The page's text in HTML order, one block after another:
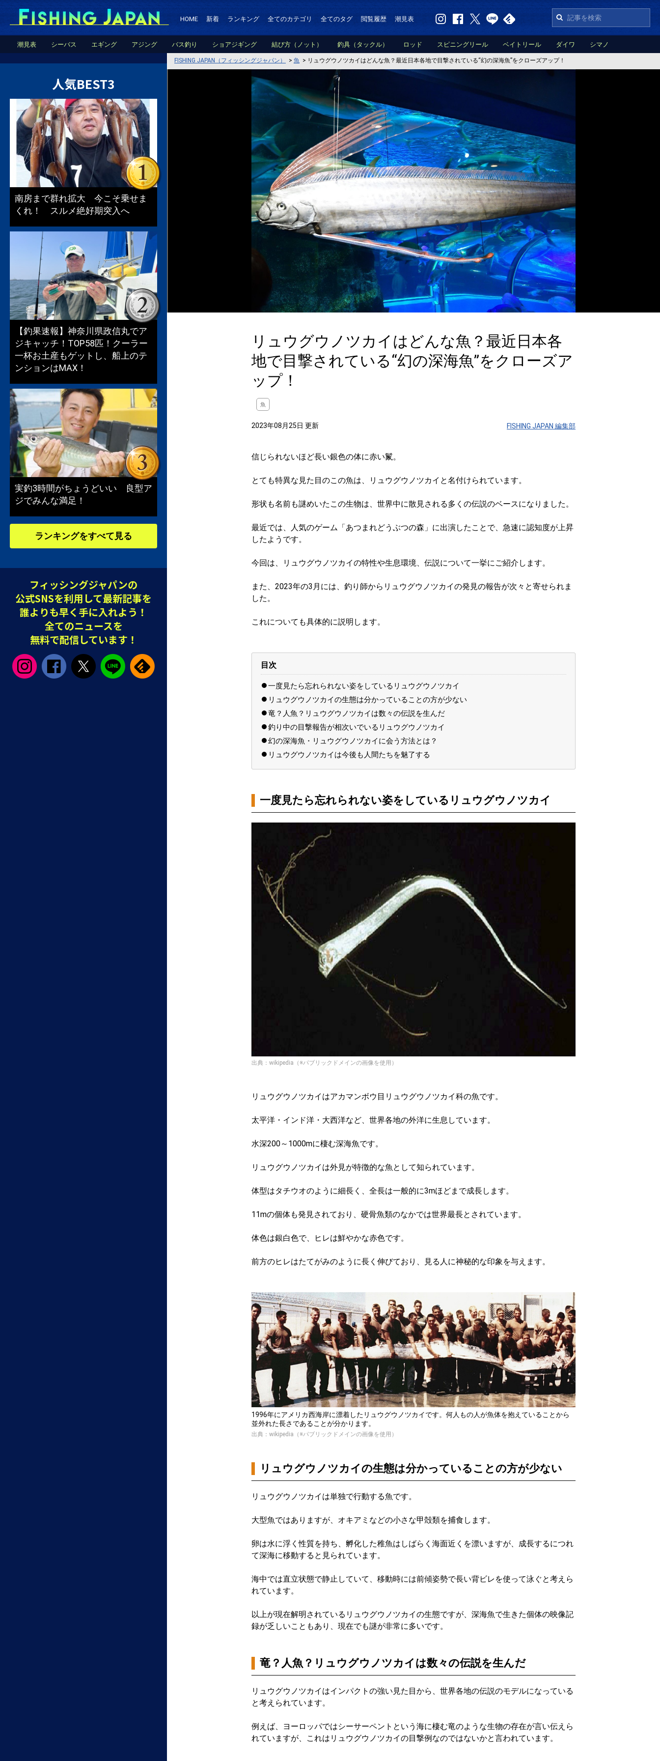
HOME 新着 ランキング 全てのカテゴリ 全てのタグ 閲覧履歴 潮見表
潮見表 シーバス エギング アジング バス釣り ショアジギング 結び方（ノット） 釣具（タックル） ロッド スピニングリール ベイトリール ダイワ シマノ
FISHING JAPAN（フィッシングジャパン） > 魚 > リュウグウノツカイはどんな魚？最近日本各地で目撃されている“幻の深海魚”をクローズアップ！
リュウグウノツカイはどんな魚？最近日本各
地で目撃されている“幻の深海魚”をクローズア
ップ！
魚
2023年08月25日 更新 FISHING JAPAN 編集部
信じられないほど長い銀色の体に赤い鬣。
とても特異な見た目のこの魚は、リュウグウノツカイと名付けられています。
形状も名前も謎めいたこの生物は、世界中に散見される多くの伝説のベースになりました。
最近では、人気のゲーム「あつまれどうぶつの森」に出演したことで、急速に認知度が上昇
したようです。
今回は、リュウグウノツカイの特性や生息環境、伝説について一挙にご紹介します。
また、2023年の3月には、釣り師からリュウグウノツカイの発見の報告が次々と寄せられま
した。
これについても具体的に説明します。
目次
一度見たら忘れられない姿をしているリュウグウノツカイ
リュウグウノツカイの生態は分かっていることの方が少ない
竜？人魚？リュウグウノツカイは数々の伝説を生んだ
釣り中の目撃報告が相次いでいるリュウグウノツカイ
幻の深海魚・リュウグウノツカイに会う方法とは？
リュウグウノツカイは今後も人間たちを魅了する
一度見たら忘れられない姿をしているリュウグウノツカイ
出典：wikipedia（※パブリックドメインの画像を使用）
リュウグウノツカイはアカマンボウ目リュウグウノツカイ科の魚です。
太平洋・インド洋・大西洋など、世界各地の外洋に生息しています。
水深200～1000mに棲む深海魚です。
リュウグウノツカイは外見が特徴的な魚として知られています。
体型はタチウオのように細長く、全長は一般的に3mほどまで成長します。
11mの個体も発見されており、硬骨魚類のなかでは世界最長とされています。
体色は銀白色で、ヒレは鮮やかな赤色です。
前方のヒレはたてがみのように長く伸びており、見る人に神秘的な印象を与えます。
1996年にアメリカ西海岸に漂着したリュウグウノツカイです。何人もの人が魚体を抱えていることから
並外れた長さであることが分かります。
出典：wikipedia（※パブリックドメインの画像を使用）
リュウグウノツカイの生態は分かっていることの方が少ない
リュウグウノツカイは単独で行動する魚です。
大型魚ではありますが、オキアミなどの小さな甲殻類を捕食します。
卵は水に浮く性質を持ち、孵化した稚魚はしばらく海面近くを漂いますが、成長するにつれ
て深海に移動すると見られています。
海中では直立状態で静止していて、移動時には前傾姿勢で長い背ビレを使って泳ぐと考えら
れています。
以上が現在解明されているリュウグウノツカイの生態ですが、深海魚で生きた個体の映像記
録が乏しいこともあり、現在でも謎が非常に多いです。
竜？人魚？リュウグウノツカイは数々の伝説を生んだ
リュウグウノツカイはインパクトの強い見た目から、世界各地の伝説のモデルになっている
と考えられています。
例えば、ヨーロッパではシーサーペントという海に棲む竜のような生物の存在が言い伝えら
れていますが、これはリュウグウノツカイの目撃例なのではないかと言われています。
人気BEST3
南房まで群れ拡大 今こそ乗せま
くれ！ スルメ絶好期突入へ
【釣果速報】神奈川県政信丸でア
ジキャッチ！TOP58匹！クーラー
一杯お土産もゲットし、船上のテ
ンションはMAX！
実釣3時間がちょうどいい 良型ア
ジでみんな満足！
ランキングをすべて見る
フィッシングジャパンの
公式SNSを利用して最新記事を
誰よりも早く手に入れよう！
全てのニュースを
無料で配信しています！